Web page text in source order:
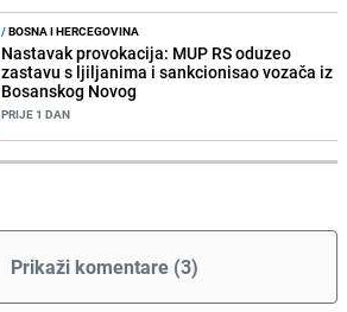
/BOSNA I HERCEGOVINA
Nastavak provokacija: MUP RS oduzeo
zastavu s ljiljanima i sankcionisao vozača iz
Bosanskog Novog
PRIJE 1 DAN
Prikaži komentare (3)